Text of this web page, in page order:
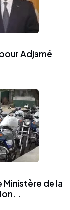
Adjamé
Ministère de la